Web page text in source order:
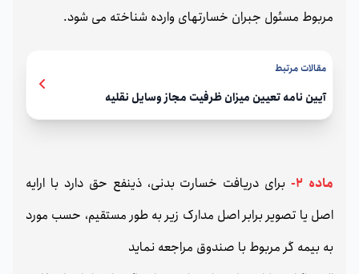
مربوط مسئول جبران خسارتهای وارده شناخته می شود.
مقالات مرتبط
آیین نامه تعیین میزان ظرفیت مجاز وسایل نقلیه
ماده 2-
برای دریافت خسارت بدنی، ذینفع حق دارد با ارایه
اصل یا تصویر برابر اصل مدارک زیر به طور مستقیم، حسب مورد
به بیمه گر مربوط با صندوق مراجعه نماید